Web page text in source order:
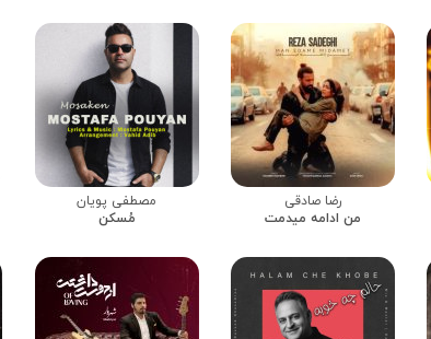
رضا صادقی
من ادامه میدمت
مصطفی پویان
مُسکن